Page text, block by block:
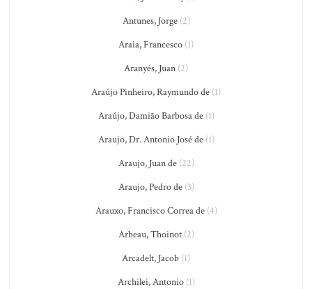
Antunes, Jorge(2)
Araia, Francesco (1)
Aranyés, Juan (2)
Araújo Pinheiro, Raymundo de (1)
Araújo, Damião Barbosa de(1)
Araujo, Dr. Antonio José de(1)
Araujo, Juan de(22)
Araujo, Pedro de(3)
Arauxo, Francisco Correa de(4)
Arbeau, Thoinot(2)
Arcadelt, Jacob (1)
Archilei, Antonio(1)